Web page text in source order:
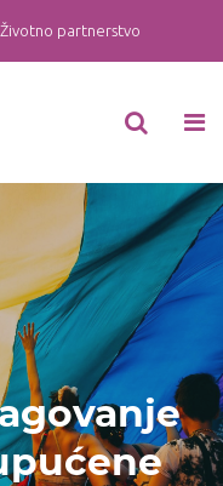
Životno partnerstvo